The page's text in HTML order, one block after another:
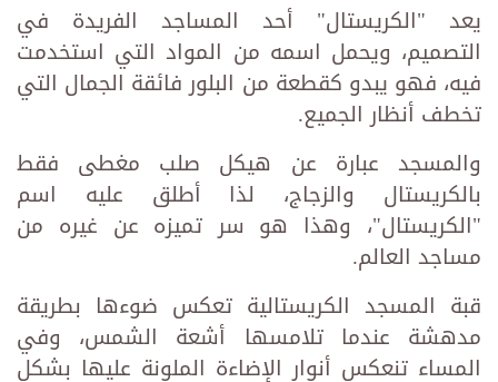
يعد "الكريستال" أحد المساجد الفريدة في
التصميم، ويحمل اسمه من المواد التي استخدمت
فيه، فهو يبدو كقطعة من البلور فائقة الجمال التي
تخطف أنظار الجميع.
والمسجد عبارة عن هيكل صلب مغطى فقط
بالكريستال والزجاج، لذا أطلق عليه اسم
"الكريستال"، وهذا هو سر تميزه عن غيره من
مساجد العالم.
قبة المسجد الكريستالية تعكس ضوءها بطريقة
مدهشة عندما تلامسها أشعة الشمس، وفي
المساء تنعكس أنوار الإضاءة الملونة عليها بشكل